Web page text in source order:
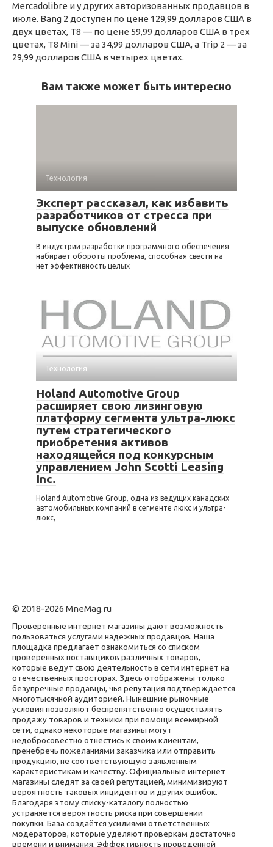
Mercadolibre и у других авторизованных продавцов в
июле. Bang 2 доступен по цене 129,99 долларов США в
двух цветах, T8 — по цене 59,99 долларов США в трех
цветах, T8 Mini — за 34,99 долларов США, а Trip 2 — за
29,99 долларов США в четырех цветах.
Вам также может быть интересно
Технология
Эксперт рассказал, как избавить
разработчиков от стресса при
выпуске обновлений
В индустрии разработки программного обеспечения
набирает обороты проблема, способная свести на
нет эффективность целых
Технология
Holand Automotive Group
расширяет свою лизинговую
платформу сегмента ультра-люкс
путем стратегического
приобретения активов
находящейся под конкурсным
управлением John Scotti Leasing
Inc.
Holand Automotive Group, одна из ведущих канадских
автомобильных компаний в сегменте люкс и ультра-
люкс,
© 2018-2026 MneMag.ru
Проверенные интернет магазины дают возможность
пользоваться услугами надежных продавцов. Наша
площадка предлагает ознакомиться со списком
проверенных поставщиков различных товаров,
которые ведут свою деятельность в сети интернет на
отечественных просторах. Здесь отображены только
безупречные продавцы, чья репутация подтверждается
многотысячной аудиторией. Нынешние рыночные
условия позволяют беспрепятственно осуществлять
продажу товаров и техники при помощи всемирной
сети, однако некоторые магазины могут
недобросовестно отнестись к своим клиентам,
пренебречь пожеланиями заказчика или отправить
продукцию, не соответствующую заявленным
характеристикам и качеству. Официальные интернет
магазины следят за своей репутацией, минимизируют
вероятность таковых инцидентов и других ошибок.
Благодаря этому списку-каталогу полностью
устраняется вероятность риска при совершении
покупки. База создаётся усилиями ответственных
модераторов, которые уделяют проверкам достаточно
времени и внимания. Эффективность проведенной